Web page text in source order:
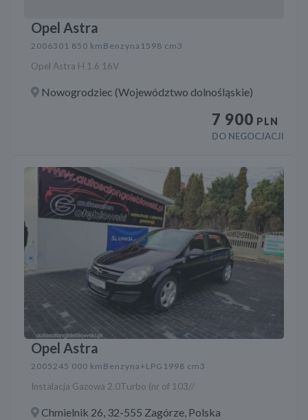
Opel Astra
2006301 850 km Benzyna 1598 cm3
Opel Astra H 1.6 16V
Nowogrodziec (Województwo dolnośląskie)
7 900 PLN
DO NEGOCJACJI
Opel Astra
2005245 000 km Benzyna+LPG 1998 cm3
Instalacja Gazowa 2.0Turbo (nr of 103//
Chmielnik 26, 32-555 Zagórze, Polska